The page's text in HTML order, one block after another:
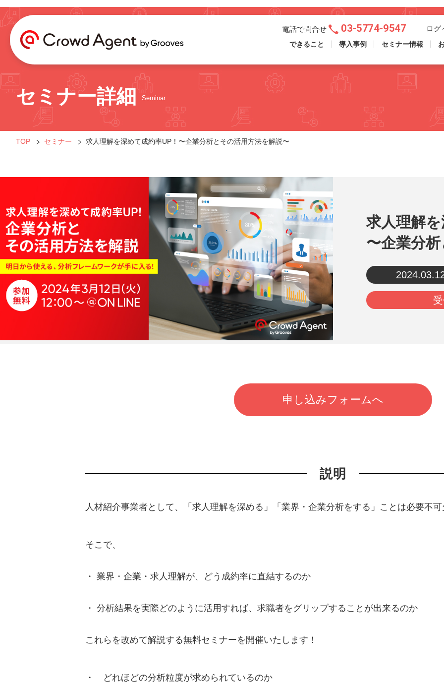
電話で問合せ 03-5774-9547 ログ
できること 導入事例 セミナー情報
セミナー詳細Seminar
TOP セミナー 求人理解を深めて成約率UP！〜企業分析とその活用方法を解説〜
求人理解
〜企業分
申し込みフォームへ
説明
人材紹介事業者として、「求人理解を深める」「業界・企業分析をする」ことは必要不
そこで、
・ 業界・企業・求人理解が、どう成約率に直結するのか
・ 分析結果を実際どのように活用すれば、求職者をグリップすることが出来るのか
これらを改めて解説する無料セミナーを開催いたします！
・ どれほどの分析粒度が求められているのか